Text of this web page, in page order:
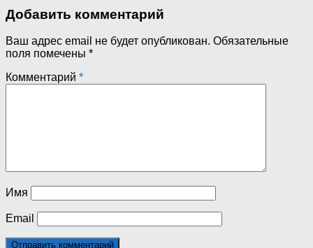
Добавить комментарий
Ваш адрес email не будет опубликован. Обязательные
поля помечены *
Комментарий *
Имя
Email